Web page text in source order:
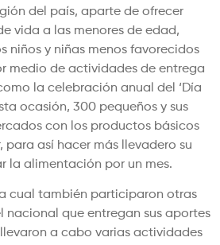
del país, aparte de ofrecer
vida a las menores de edad,
niños y niñas menos favorecidos
medio de actividades de entrega
la celebración anual del ‘Día
ocasión, 300 pequeños y sus
con los productos básicos
así hacer más llevadero su
la alimentación por un mes.
cual también participaron otras
nacional que entregan sus aportes
a cabo varias actividades